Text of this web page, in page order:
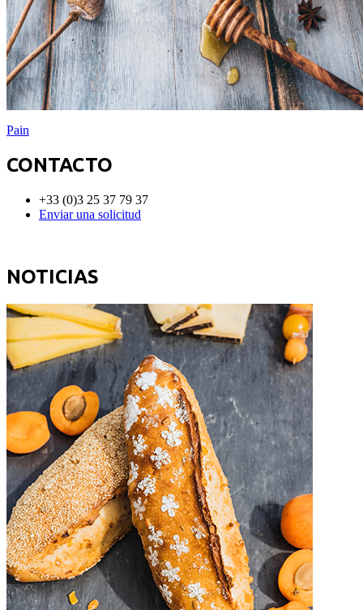
Pain
CONTACTO
+33 (0)3 25 37 79 37
Enviar una solicitud
NOTICIAS